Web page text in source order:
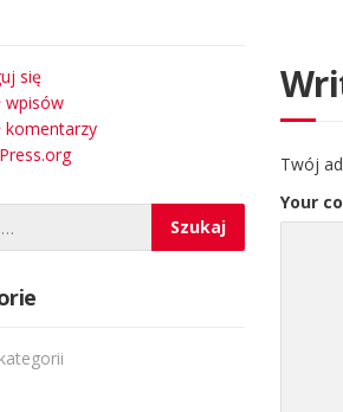
Twój
Your
się
wpisów
komentarzy